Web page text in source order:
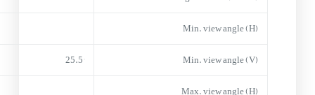
Min. view angle (H)
Min. view angle (V)
25.5°
Max. view angle (H)